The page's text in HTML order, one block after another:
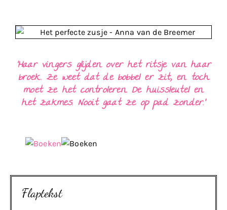
‘Haar vingers glijden over het ritsje van haar
broek. Ze weet dat de bobbel er zit, en toch
moet ze het controleren. De huissleutel en
het zakmes. Nooit gaat ze op pad zonder.’
Flaptekst